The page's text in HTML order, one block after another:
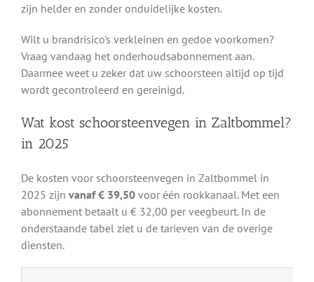
zijn helder en zonder onduidelijke kosten.
Wilt u brandrisico's verkleinen en gedoe voorkomen?
Vraag vandaag het onderhoudsabonnement aan.
Daarmee weet u zeker dat uw schoorsteen altijd op tijd
wordt gecontroleerd en gereinigd.
Wat kost schoorsteenvegen in Zaltbommel?
in 2025
De kosten voor schoorsteenvegen in Zaltbommel in
2025 zijn vanaf € 39,50voor één rookkanaal. Met een
abonnement betaalt u € 32,00 per veegbeurt. In de
onderstaande tabel ziet u de tarieven van de overige
diensten.